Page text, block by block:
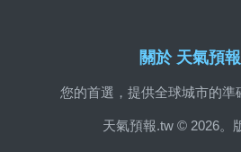
關於 天氣預
您的首選，提供全球城市的準
天氣預報.tw © 2026。